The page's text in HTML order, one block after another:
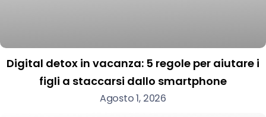
Digital detox in vacanza: 5 regole per aiutare i
figli a staccarsi dallo smartphone
Agosto 1, 2026